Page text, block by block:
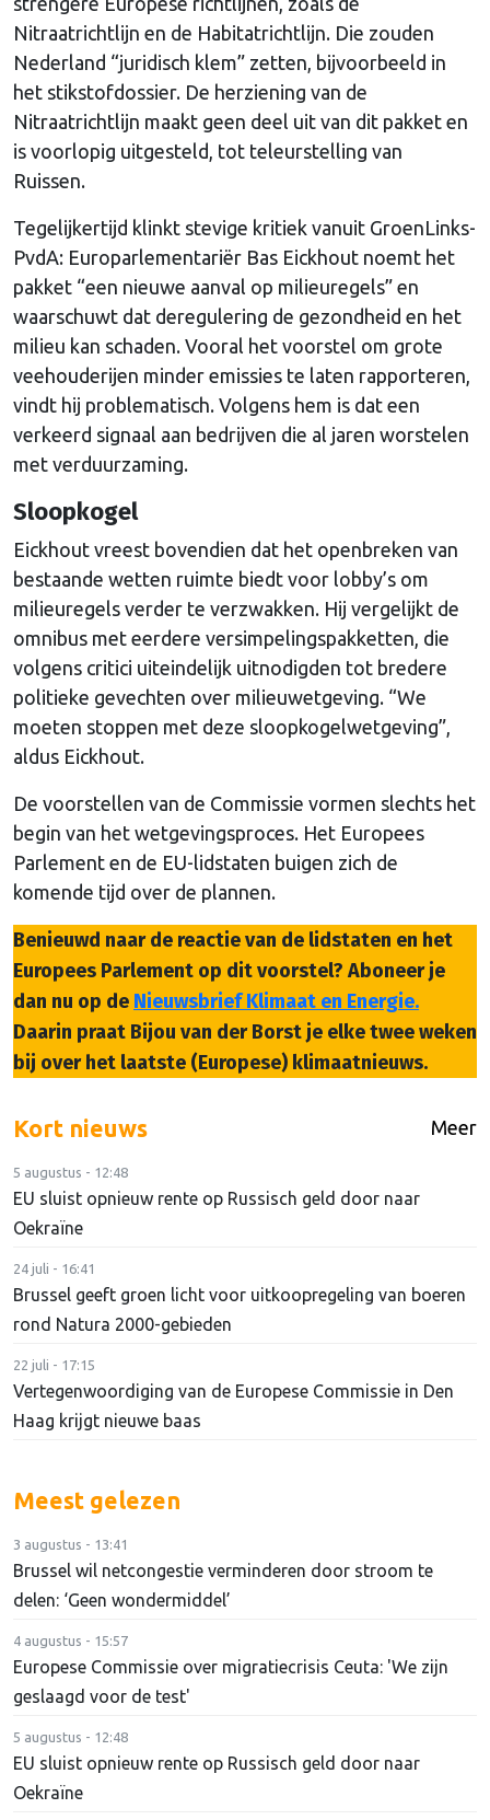
Nitraatrichtlijn en de Habitatrichtlijn. Die zouden
Nederland “juridisch klem” zetten, bijvoorbeeld in
het stikstofdossier. De herziening van de
Nitraatrichtlijn maakt geen deel uit van dit pakket en
is voorlopig uitgesteld, tot teleurstelling van
Ruissen.
Tegelijkertijd klinkt stevige kritiek vanuit GroenLinks-
PvdA: Europarlementariër Bas Eickhout noemt het
pakket “een nieuwe aanval op milieuregels” en
waarschuwt dat deregulering de gezondheid en het
milieu kan schaden. Vooral het voorstel om grote
veehouderijen minder emissies te laten rapporteren,
vindt hij problematisch. Volgens hem is dat een
verkeerd signaal aan bedrijven die al jaren worstelen
met verduurzaming.
Sloopkogel
Eickhout vreest bovendien dat het openbreken van
bestaande wetten ruimte biedt voor lobby’s om
milieuregels verder te verzwakken. Hij vergelijkt de
omnibus met eerdere versimpelingspakketten, die
volgens critici uiteindelijk uitnodigden tot bredere
politieke gevechten over milieuwetgeving. “We
moeten stoppen met deze sloopkogelwetgeving”,
aldus Eickhout.
De voorstellen van de Commissie vormen slechts het
begin van het wetgevingsproces. Het Europees
Parlement en de EU-lidstaten buigen zich de
komende tijd over de plannen.
Benieuwd naar de reactie van de lidstaten en het
Europees Parlement op dit voorstel? Aboneer je
dan nu op de Nieuwsbrief Klimaat en Energie.
Daarin praat Bijou van der Borst je elke twee weken
bij over het laatste (Europese) klimaatnieuws.
Kort nieuws Meer
5 augustus - 12:48
EU sluist opnieuw rente op Russisch geld door naar
Oekraïne
24 juli - 16:41
Brussel geeft groen licht voor uitkoopregeling van boeren
rond Natura 2000-gebieden
22 juli - 17:15
Vertegenwoordiging van de Europese Commissie in Den
Haag krijgt nieuwe baas
Meest gelezen
3 augustus - 13:41
Brussel wil netcongestie verminderen door stroom te
delen: ‘Geen wondermiddel’
4 augustus - 15:57
Europese Commissie over migratiecrisis Ceuta: 'We zijn
geslaagd voor de test'
5 augustus - 12:48
EU sluist opnieuw rente op Russisch geld door naar
Oekraïne